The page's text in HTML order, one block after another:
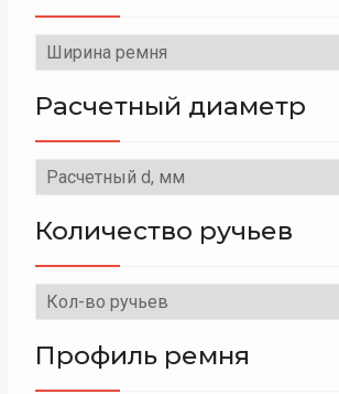
Расчетный диаметр
Количество ручьев
Профиль ремня